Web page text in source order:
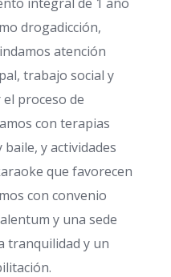
drogadicción,
atención
trabajo social y
proceso de
con terapias
y actividades
que favorecen
con convenio
y una sede
tranquilidad y un